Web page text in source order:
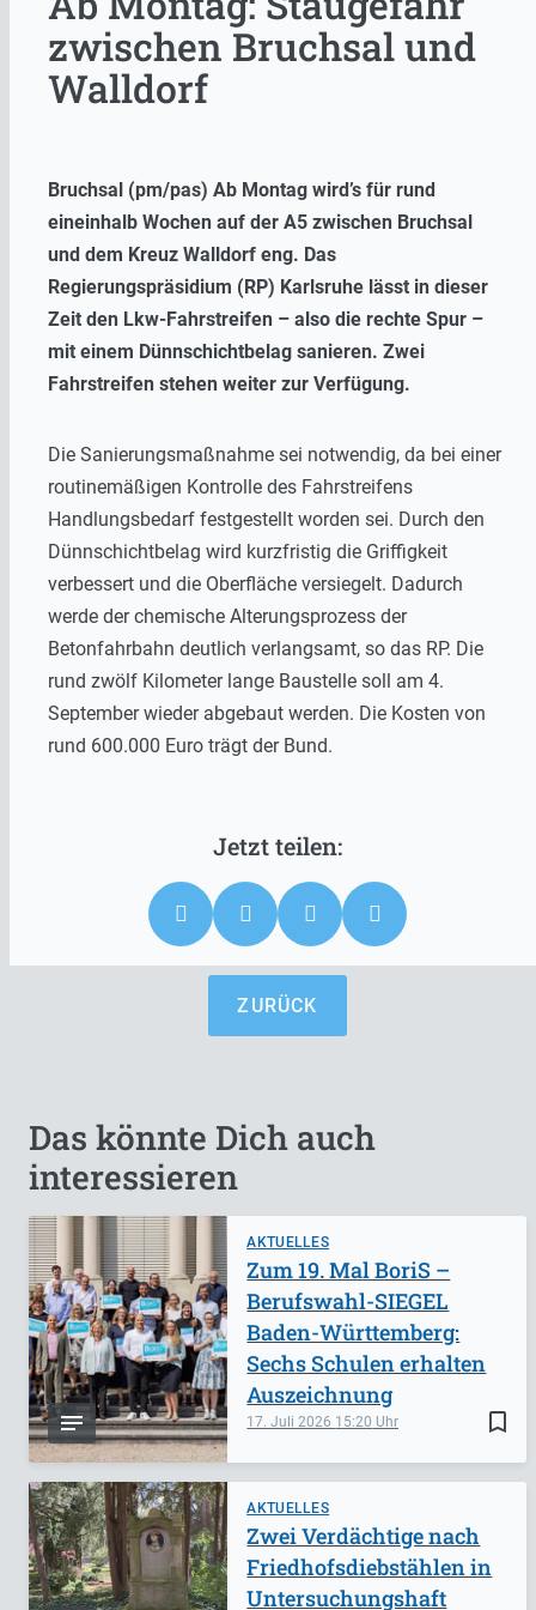
zwischen Bruchsal und
Walldorf
Bruchsal (pm/pas) Ab Montag wird’s für rund
eineinhalb Wochen auf der A5 zwischen Bruchsal
und dem Kreuz Walldorf eng. Das
Regierungspräsidium (RP) Karlsruhe lässt in dieser
Zeit den Lkw-Fahrstreifen – also die rechte Spur –
mit einem Dünnschichtbelag sanieren. Zwei
Fahrstreifen stehen weiter zur Verfügung.
Die Sanierungsmaßnahme sei notwendig, da bei einer
routinemäßigen Kontrolle des Fahrstreifens
Handlungsbedarf festgestellt worden sei. Durch den
Dünnschichtbelag wird kurzfristig die Griffigkeit
verbessert und die Oberfläche versiegelt. Dadurch
werde der chemische Alterungsprozess der
Betonfahrbahn deutlich verlangsamt, so das RP. Die
rund zwölf Kilometer lange Baustelle soll am 4.
September wieder abgebaut werden. Die Kosten von
rund 600.000 Euro trägt der Bund.
ZURÜCK
Das könnte Dich auch
interessieren
AKTUELLES
bookmark_border
17. Juli 2026 15:20
Zum 19. Mal BoriS –
Berufswahl-SIEGEL
Baden-Württemberg:
Sechs Schulen erhalten
Auszeichnung
AKTUELLES
Zwei Verdächtige nach
Friedhofsdiebstählen in
Untersuchungshaft